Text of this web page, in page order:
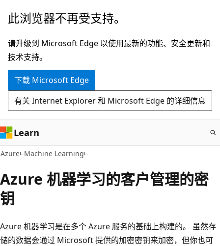
跳
主
要
内
此浏览器不再受支持。
请升级到 Microsoft Edge 以使用最新的功能、安全更新和
技术支持。
下载 Microsoft Edge
有关 Internet Explorer 和 Microsoft Edge 的详细信息
Learn
Azure Machine Learning
Azure 机器学习的客户管理的密
钥
Azure 机器学习是在多个 Azure 服务的基础上构建的。 虽然存
储的数据会通过 Microsoft 提供的加密密钥来加密，但你也可